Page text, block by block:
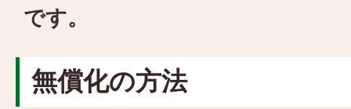
です。
無償化の方法